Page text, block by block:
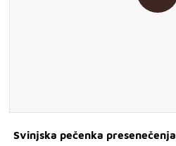
Svinjska pečenka presenečenja